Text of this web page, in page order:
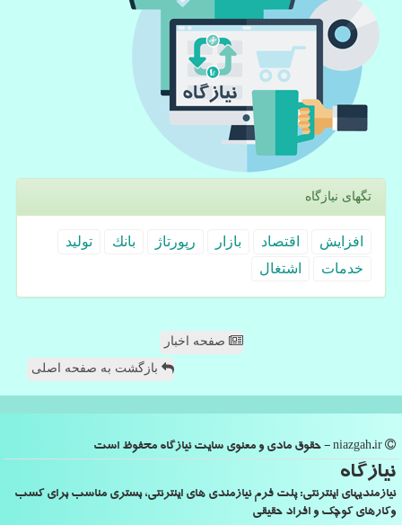
تگهای نیازگاه
افزایش اقتصاد بازار رپورتاژ بانك
تولید
خدمات
اشتغال
صفحه اخبار
بازگشت به صفحه اصلی
نیازگاه
نیازمندیهای اینترنتی: پلت فرم نیازمندی های اینترنتی، بستری مناسب برای کسب
وکارهای کوچک و افراد حقیقی